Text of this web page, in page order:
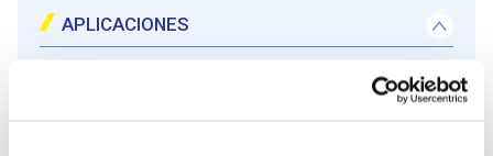
APLICACIONES
Sellado de duchas, bañeras, lavabos, pilas,